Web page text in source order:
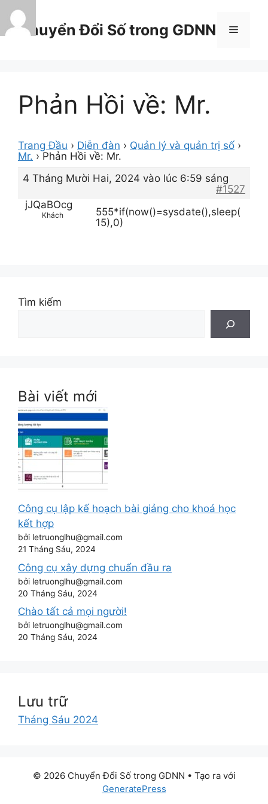
Chuyển
đến
nội
Chuyển Đổi Số trong GDNN Menu
Phản Hồi về: Mr.
Trang Đầu › Diễn đàn › Quản lý và quản trị số ›
Mr. › Phản Hồi về: Mr.
4 Tháng Mười Hai, 2024 vào lúc 6:59 sáng
#1527
jJQaBOcg
Khách
555*if(now()=sysdate(),sleep(
15),0)
Tìm kiếm
Bài viết mới
Công cụ lập kế hoạch bài giảng cho khoá học
kết hợp
bởi letruonglhu@gmail.com
21 Tháng Sáu, 2024
Công cụ xây dựng chuẩn đầu ra
bởi letruonglhu@gmail.com
20 Tháng Sáu, 2024
Chào tất cả mọi người!
bởi letruonglhu@gmail.com
20 Tháng Sáu, 2024
Lưu trữ
Tháng Sáu 2024
© 2026 Chuyển Đổi Số trong GDNN • Tạo ra với
GeneratePress